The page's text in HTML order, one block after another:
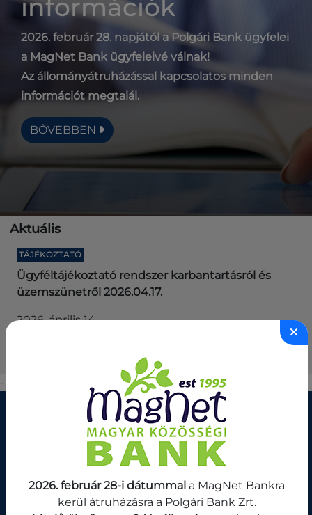
információk
2026. február 28. napjától a Polgári Bank ügyfelei
a MagNet Bank ügyfeleivé válnak!
Az állományátruházással kapcsolatos minden
információt megtalál.
BŐVEBBEN
Aktuális
TÁJÉKOZTATÓ
Ügyféltájékoztató rendszer karbantartásról és
üzemszünetről 2026.04.17.
2026. április 14.
-
Fiók- és ATM-kereső
ATM Fiók
TELEPÜLÉS VAGY IRÁNYÍTÓSZÁM
2026. február 28-i dátummal a MagNet Bankra
kerül átruházásra a Polgári Bank Zrt.